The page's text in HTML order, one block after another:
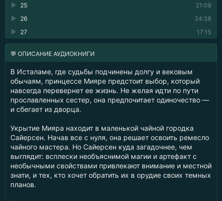
21:09
25
24:38
26
17:15
27
💬 ОПИСАНИЕ АУДИОКНИГИ
В Исталаме, где судьбы подчинены долгу и вековым
обычаям, принцессе Мияре предстоит выбор, который
навсегда перевернет ее жизнь. Не желая идти по пути
прославленных сестер, она предпочитает одиночество —
и сбегает из дворца.
Укрытие Мияра находит в маленькой чайной городка
Сайерсен. Начав все с нуля, она решает освоить ремесло
чайного мастера. Но Сайерсен куда загадочнее, чем
выглядит: всплески необъяснимой магии и артефакт с
необычными свойствами привлекают внимание и местной
знати, и тех, кто хочет обратить их в орудие своих темных
планов.